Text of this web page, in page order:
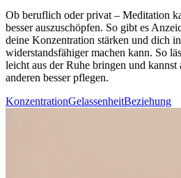
Ob beruf­lich oder privat – Medi­ta­tion
besser auszuschöpfen. So gibt es
deine Konzentration stärken und dich
widerstandsfähiger machen kann. So
leicht aus der Ruhe brin­gen und
anderen besser pflegen.
KonzentrationGelassenheitBeziehung